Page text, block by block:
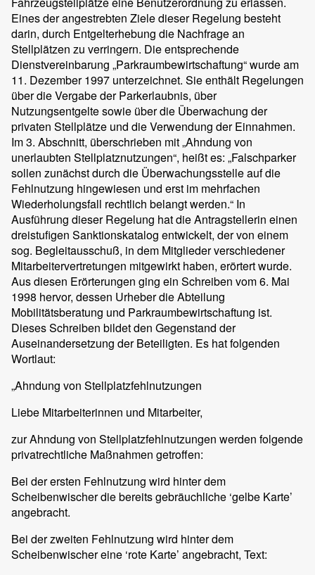
Eines der angestrebten Ziele dieser Regelung besteht
darin, durch Entgelterhebung die Nachfrage an
Stellplätzen zu verringern. Die entsprechende
Dienstvereinbarung „Parkraumbewirtschaftung“ wurde am
11. Dezember 1997 unterzeichnet. Sie enthält Regelungen
über die Vergabe der Parkerlaubnis, über
Nutzungsentgelte sowie über die Überwachung der
privaten Stellplätze und die Verwendung der Einnahmen.
Im 3. Abschnitt, überschrieben mit „Ahndung von
unerlaubten Stellplatznutzungen“, heißt es: „Falschparker
sollen zunächst durch die Überwachungsstelle auf die
Fehlnutzung hingewiesen und erst im mehrfachen
Wiederholungsfall rechtlich belangt werden.“ In
Ausführung dieser Regelung hat die Antragstellerin einen
dreistufigen Sanktionskatalog entwickelt, der von einem
sog. Begleitausschuß, in dem Mitglieder verschiedener
Mitarbeitervertretungen mitgewirkt haben, erörtert wurde.
Aus diesen Erörterungen ging ein Schreiben vom 6. Mai
1998 hervor, dessen Urheber die Abteilung
Mobilitätsberatung und Parkraumbewirtschaftung ist.
Dieses Schreiben bildet den Gegenstand der
Auseinandersetzung der Beteiligten. Es hat folgenden
Wortlaut:
„Ahndung von Stellplatzfehlnutzungen
Liebe Mitarbeiterinnen und Mitarbeiter,
zur Ahndung von Stellplatzfehlnutzungen werden folgende
privatrechtliche Maßnahmen getroffen:
Bei der ersten Fehlnutzung wird hinter dem
Scheibenwischer die bereits gebräuchliche ‘gelbe Karte’
angebracht.
Bei der zweiten Fehlnutzung wird hinter dem
Scheibenwischer eine ‘rote Karte’ angebracht, Text: